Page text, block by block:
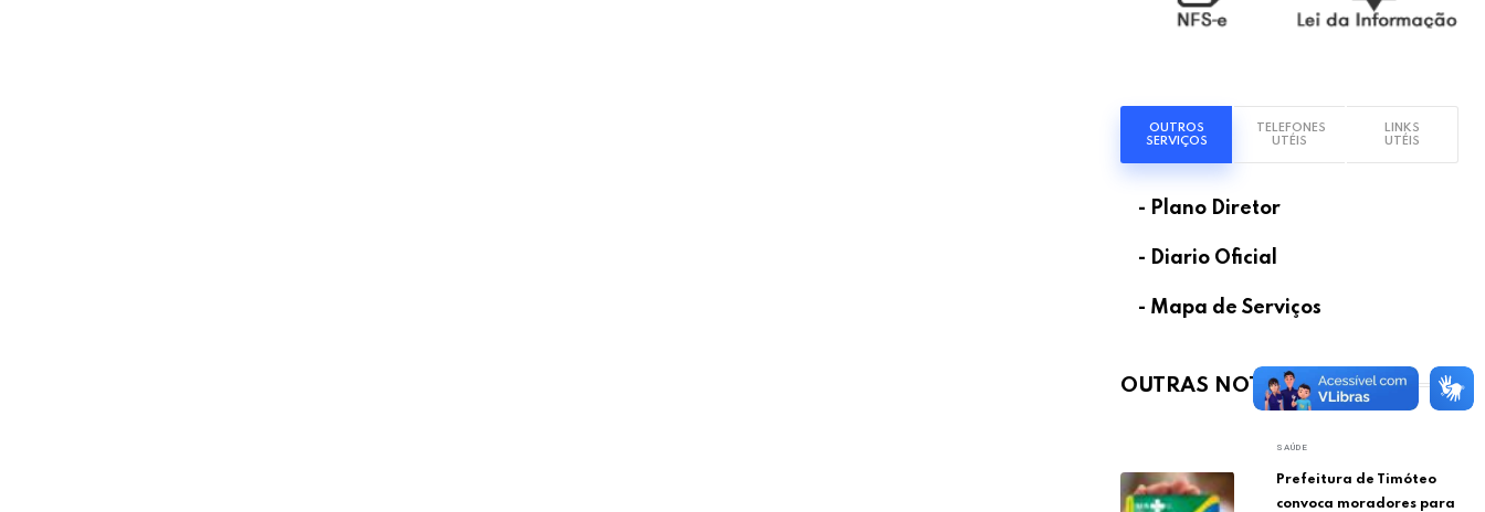
OUTROS
SERVIÇOS
TELEFONES
UTÉIS
LINKS
UTÉIS
- Plano Diretor
- Diario Oficial
- Mapa de Serviços
OUTRAS NOTÍCIAS
SAÚDE
Prefeitura de Timóteo
convoca moradores para